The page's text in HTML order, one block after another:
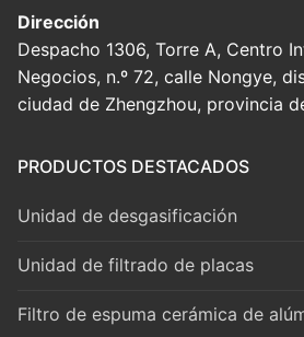
Dirección
Despacho 1306, Torre A, Centro
Negocios, n.º 72, calle Nongye,
ciudad de Zhengzhou, provincia
PRODUCTOS DESTACADOS
Unidad de desgasificación
Unidad de filtrado de placas
Filtro de espuma cerámica de